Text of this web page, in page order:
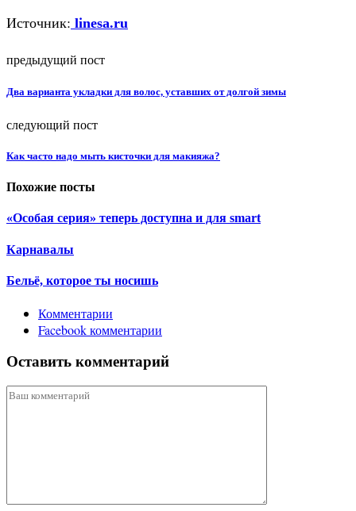
Источник: linesa.ru
предыдущий пост
Два варианта укладки для волос, уставших от долгой зимы
следующий пост
Как часто надо мыть кисточки для макияжа?
Похожие посты
«Особая серия» теперь доступна и для smart
Карнавалы
Бельё, которое ты носишь
Комментарии
Facebook комментарии
Оставить комментарий